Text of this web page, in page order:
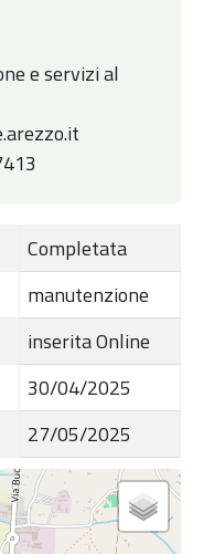
e servizi al
Completata
manutenzione
inserita Online
30/04/2025
27/05/2025